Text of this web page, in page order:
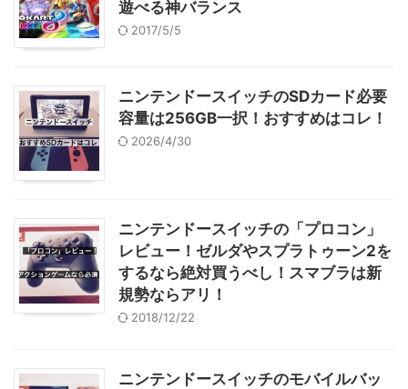
遊べる神バランス
2017/5/5
ニンテンドースイッチのSDカード必要
容量は256GB一択！おすすめはコレ！
2026/4/30
ニンテンドースイッチの「プロコン」
レビュー！ゼルダやスプラトゥーン2を
するなら絶対買うべし！スマブラは新
規勢ならアリ！
2018/12/22
ニンテンドースイッチのモバイルバッ